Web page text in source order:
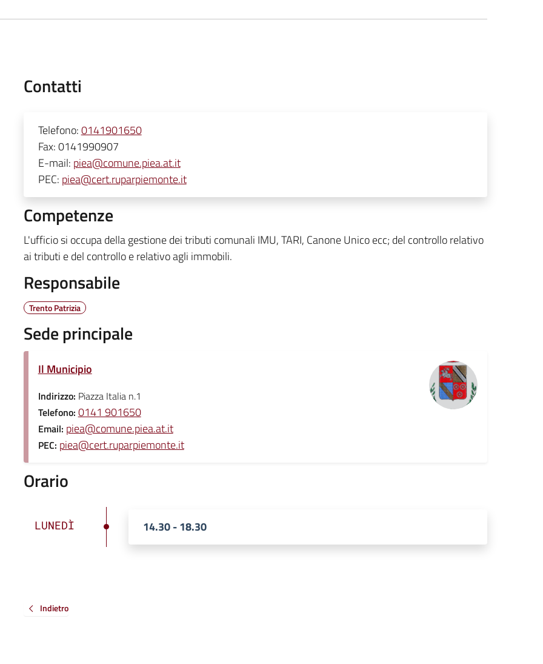
Contatti
Telefono:0141901650
Fax:0141990907
E-mail: piea@comune.piea.at.it
PEC: piea@cert.ruparpiemonte.it
Competenze
L'ufficio si occupa della gestione dei tributi comunali IMU, TARI, Canone Unico ecc; del controllo relativo
ai tributi e del controllo e relativo agli immobili.
Responsabile
Trento Patrizia
Sede principale
Il Municipio
Indirizzo: Piazza Italia n.1
Telefono: 0141 901650
Email: piea@comune.piea.at.it
PEC: piea@cert.ruparpiemonte.it
Orario
LUNEDÌ 14.30 - 18.30
Indietro